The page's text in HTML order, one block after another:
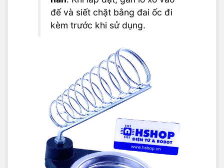
đế và siết chặt bằng đai ốc đi
kèm trước khi sử dụng.